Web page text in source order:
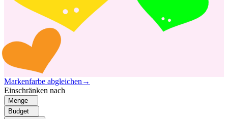
Markenfarbe abgleichen →
Einschränken nach
Menge
Budget